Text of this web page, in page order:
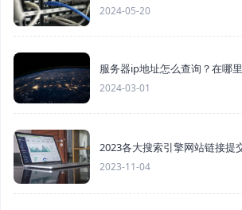
2024-05-20
服务器ip地址怎么查询？在哪
2024-03-01
2023各大搜索引擎网站链接提
2023-11-04